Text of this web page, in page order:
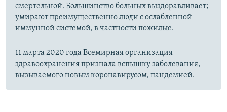
смертельной. Большинство больных выздоравливает;
умирают преимущественно люди с ослабленной
иммунной системой, в частности пожилые.
11 марта 2020 года Всемирная организация
здравоохранения признала вспышку заболевания,
вызываемого новым коронавирусом, пандемией.